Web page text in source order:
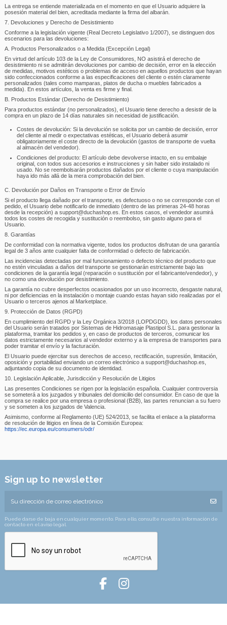
La entrega se entiende materializada en el momento en que el Usuario adquiere la
posesión material del bien, acreditada mediante la firma del albarán.
7. Devoluciones y Derecho de Desistimiento
Conforme a la legislación vigente (Real Decreto Legislativo 1/2007), se distinguen dos
escenarios para las devoluciones:
A. Productos Personalizados o a Medida (Excepción Legal)
En virtud del artículo 103 de la Ley de Consumidores, NO asistirá el derecho de
desistimiento ni se admitirán devoluciones por cambio de decisión, error en la elección
de medidas, motivos estéticos o problemas de acceso en aquellos productos que hayan
sido confeccionados conforme a las especificaciones del cliente o estén claramente
personalizados (tales como mamparas, platos de ducha o muebles fabricados a
medida). En estos artículos, la venta es firme y final.
B. Productos Estándar (Derecho de Desistimiento)
Para productos estándar (no personalizados), el Usuario tiene derecho a desistir de la
compra en un plazo de 14 días naturales sin necesidad de justificación.
Costes de devolución: Si la devolución se solicita por un cambio de decisión, error
del cliente al medir o expectativas estéticas, el Usuario deberá asumir
obligatoriamente el coste directo de la devolución (gastos de transporte de vuelta
al almacén del vendedor).
Condiciones del producto: El artículo debe devolverse intacto, en su embalaje
original, con todos sus accesorios e instrucciones y sin haber sido instalado ni
usado. No se reembolsarán productos dañados por el cliente o cuya manipulación
haya ido más allá de la mera comprobación del bien.
C. Devolución por Daños en Transporte o Error de Envío
Si el producto llega dañado por el transporte, es defectuoso o no se corresponde con el
pedido, el Usuario debe notificarlo de inmediato (dentro de las primeras 24-48 horas
desde la recepción) a support@duchashop.es. En estos casos, el vendedor asumirá
todos los costes de recogida y sustitución o reembolso, sin gasto alguno para el
Usuario.
8. Garantías
De conformidad con la normativa vigente, todos los productos disfrutan de una garantía
legal de 3 años ante cualquier falta de conformidad o defecto de fabricación.
Las incidencias detectadas por mal funcionamiento o defecto técnico del producto que
no estén vinculadas a daños del transporte se gestionarán estrictamente bajo las
condiciones de la garantía legal (reparación o sustitución por el fabricante/vendedor), y
no como una devolución por desistimiento.
La garantía no cubre desperfectos ocasionados por un uso incorrecto, desgaste natural,
ni por deficiencias en la instalación o montaje cuando estas hayan sido realizadas por el
Usuario o terceros ajenos al Marketplace.
9. Protección de Datos (RGPD)
En cumplimiento del RGPD y la Ley Orgánica 3/2018 (LOPDGDD), los datos personales
del Usuario serán tratados por Sistemas de Hidromasaje Plastipol S.L. para gestionar la
plataforma, tramitar los pedidos y, en caso de productos de terceros, comunicar los
datos estrictamente necesarios al vendedor externo y a la empresa de transportes para
poder tramitar el envío y la facturación.
El Usuario puede ejercitar sus derechos de acceso, rectificación, supresión, limitación,
oposición y portabilidad enviando un correo electrónico a support@duchashop.es,
adjuntando copia de su documento de identidad.
10. Legislación Aplicable, Jurisdicción y Resolución de Litigios
Las presentes Condiciones se rigen por la legislación española. Cualquier controversia
se someterá a los juzgados y tribunales del domicilio del consumidor. En caso de que la
compra se realice por una empresa o profesional (B2B), las partes renuncian a su fuero
y se someten a los juzgados de Valencia.
Asimismo, conforme al Reglamento (UE) 524/2013, se facilita el enlace a la plataforma
de resolución de litigios en línea de la Comisión Europea:
https://ec.europa.eu/consumers/odr/
Sign up to newsletter
Puede darse de baja en cualquier momento. Para ello, consulte nuestra información de
contacto en el aviso legal.